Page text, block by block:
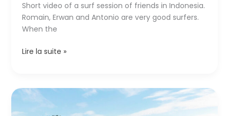
Short video of a surf session of friends in Indonesia.
Romain, Erwan and Antonio are very good surfers.
When the
Ombak
Sumatra
Indonesia
Lire la suite »